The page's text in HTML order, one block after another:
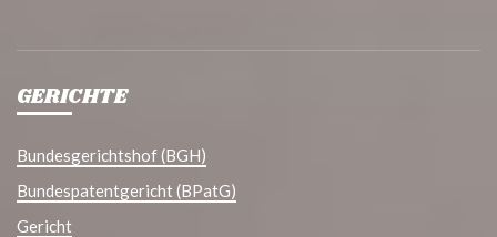
GERICHTE
Bundesgerichtshof (BGH)
Bundespatentgericht (BPatG)
Gericht